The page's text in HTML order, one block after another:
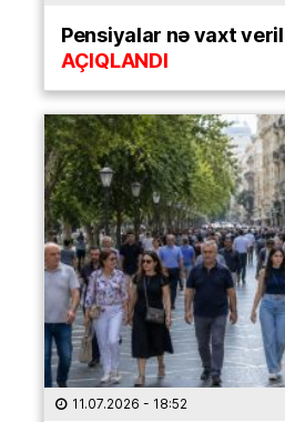
Pensiyalar nə vaxt
AÇIQLANDI
11.07.2026 - 18:52